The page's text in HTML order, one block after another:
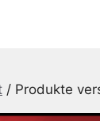
/ Produkte